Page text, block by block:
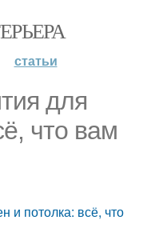
статьи
для
что вам
и потолка: всё, что